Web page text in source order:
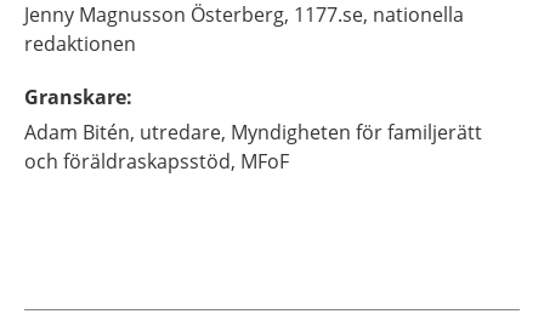
Jenny Magnusson Österberg, 1177.se, nationella
redaktionen
Granskare:
Adam Bitén, utredare, Myndigheten för familjerätt
och föräldraskapsstöd, MFoF